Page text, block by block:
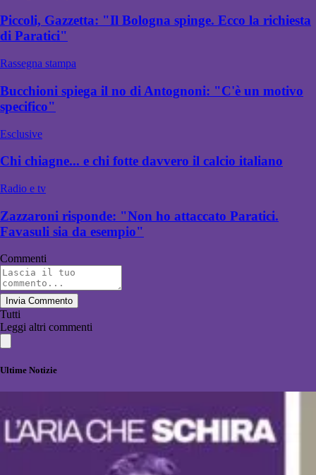
Piccoli, Gazzetta: "Il Bologna spinge. Ecco la richiesta
di Paratici"
Rassegna stampa
Bucchioni spiega il no di Antognoni: "C'è un motivo
specifico"
Esclusive
Chi chiagne... e chi fotte davvero il calcio italiano
Radio e tv
Zazzaroni risponde: "Non ho attaccato Paratici.
Favasuli sia da esempio"
Commenti
Invia Commento
Tutti
Leggi altri commenti
Ultime Notizie